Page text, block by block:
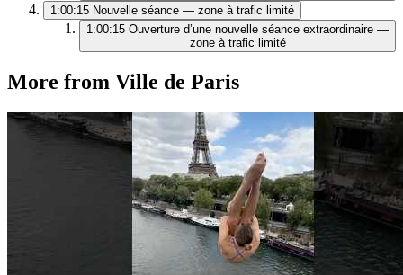
1:00:15 Nouvelle séance — zone à trafic limité
1:00:15 Ouverture d’une nouvelle séance extraordinaire —
zone à trafic limité
More from Ville de Paris